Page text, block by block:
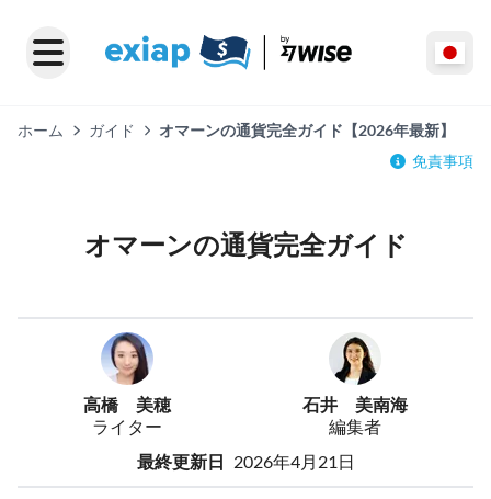
ホーム ガイド
オマーンの通貨完全ガイド【2026年最新】
免責事項
オマーンの通貨完全ガイド
高橋 美穂
ライター
石井 美南海
編集者
最終更新日 2026年4月21日